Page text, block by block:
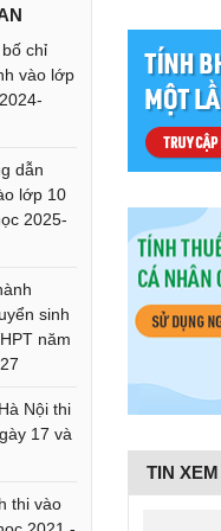
chỉ
vào lớp
dẫn
lớp 10
2025-
sinh
năm
Nội thi
17 và
thi vào
TIN